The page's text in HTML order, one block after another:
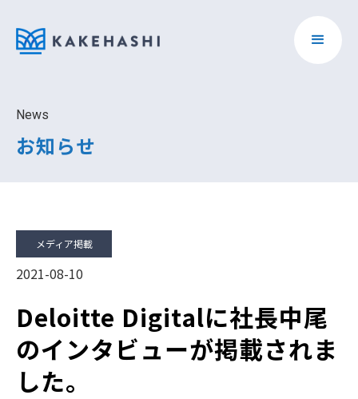
News
お知らせ
メディア掲載
2021-08-10
Deloitte Digitalに社長中尾
のインタビューが掲載されま
した。